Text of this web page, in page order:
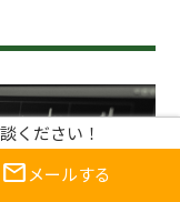
ください！
mail メールする